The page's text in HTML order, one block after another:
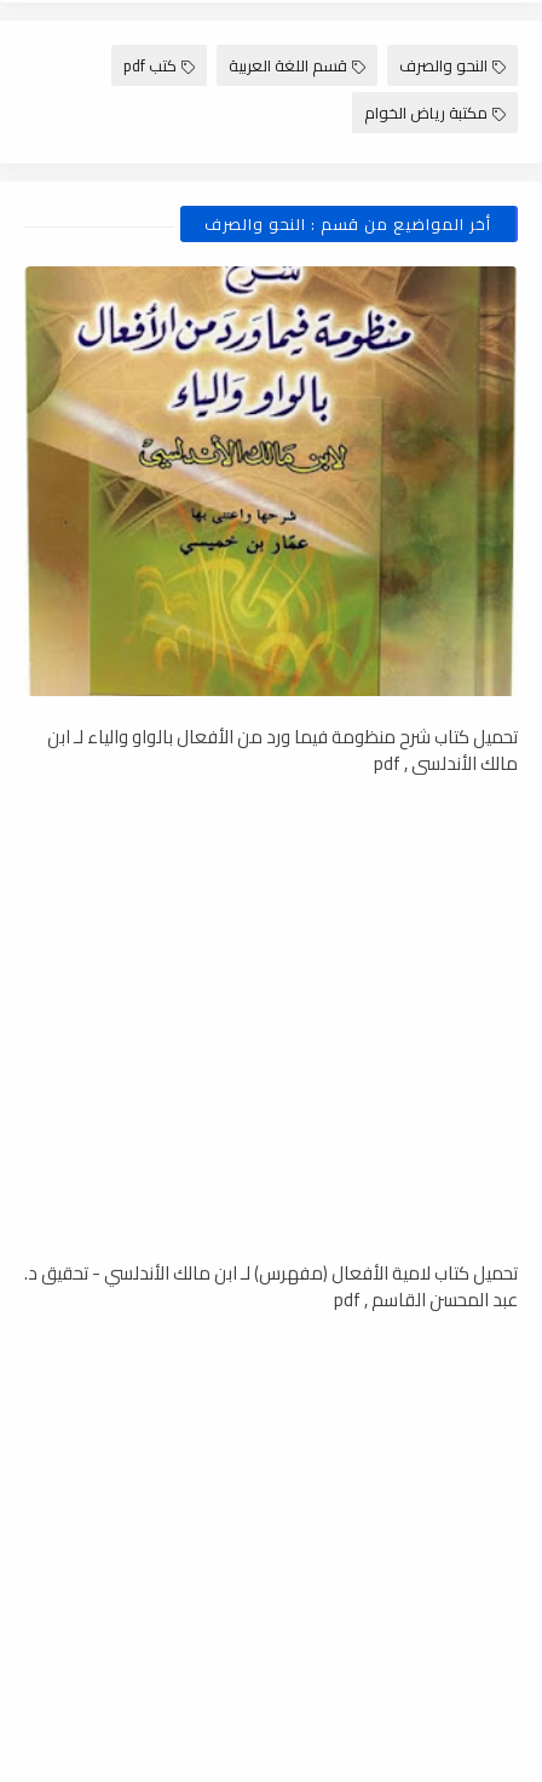
النحو والصرف قسم اللغة العربية
كتب pdf
مكتبة رياض الخوام
أخر المواضيع من قسم : النحو والصرف
تحميل كتاب شرح منظومة فيما ورد من الأفعال بالواو والياء لـ ابن
مالك الأندلسي , pdf
تحميل كتاب لامية الأفعال (مفهرس) لـ ابن مالك الأندلسي - تحقيق د.
عبد المحسن القاسم , pdf